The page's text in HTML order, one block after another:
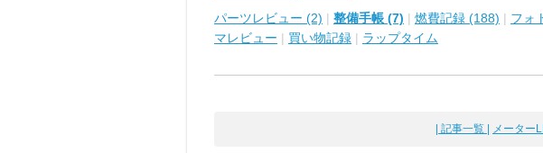
パーツレビュー (2) | 整備手帳 (7) | 燃費記録 (188) | フォ
マレビュー | 買い物記録 | ラップタイム
| 記事一覧 | メーター